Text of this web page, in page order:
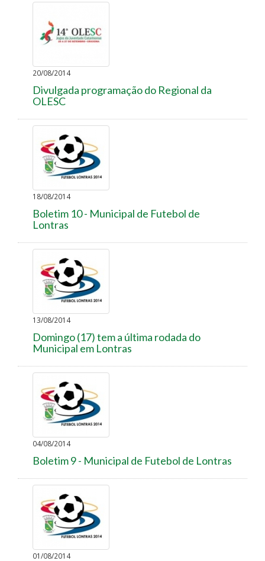
20/08/2014
Divulgada programação do Regional da
OLESC
18/08/2014
Boletim 10 - Municipal de Futebol de
Lontras
13/08/2014
Domingo (17) tem a última rodada do
Municipal em Lontras
04/08/2014
Boletim 9 - Municipal de Futebol de Lontras
01/08/2014